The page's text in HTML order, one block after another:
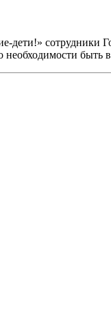
дети!» сотрудники